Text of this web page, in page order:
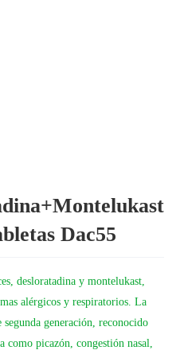
Dac55
desloratadina y montelukast,
alérgicos y respiratorios. La
generación, reconocido
picazón, congestión nasal,